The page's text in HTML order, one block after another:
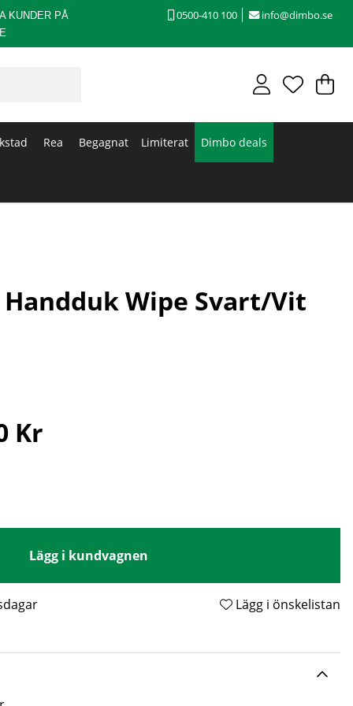
KUNDER PÅ
0500-410 100 info@dimbo.se
.
Rea Begagnat Limiterat Dimbo deals
Wipe Svart/Vit
Kr
Lägg i kundvagnen
Lägg i önskelistan